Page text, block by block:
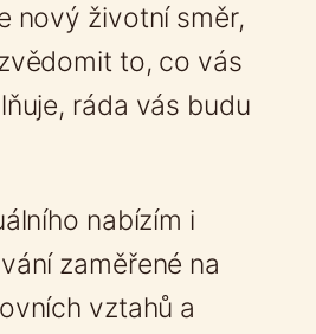
nový životní směr,
to, co vás
ráda vás budu
nabízím i
zaměřené na
vztahů a